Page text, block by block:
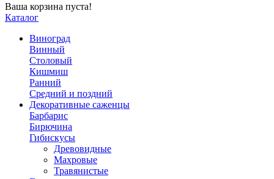
Ваша корзина пуста!
Каталог
Виноград
Винный
Столовый
Кишмиш
Ранний
Средний и поздний
Декоративные саженцы
Барбарис
Бирючина
Гибискусы
Древовидные
Махровые
Травянистые